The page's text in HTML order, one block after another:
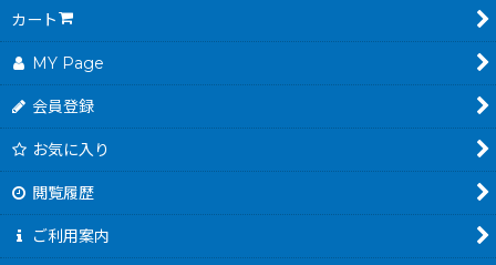
カート
MY Page
会員登録
お気に入り
閲覧履歴
ご利用案内